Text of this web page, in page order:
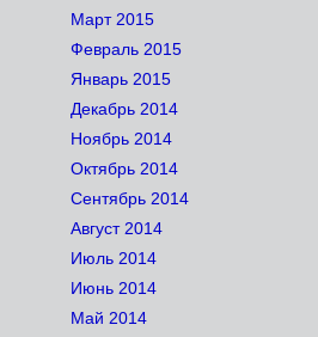
Март 2015
Февраль 2015
Январь 2015
Декабрь 2014
Ноябрь 2014
Октябрь 2014
Сентябрь 2014
Август 2014
Июль 2014
Июнь 2014
Май 2014